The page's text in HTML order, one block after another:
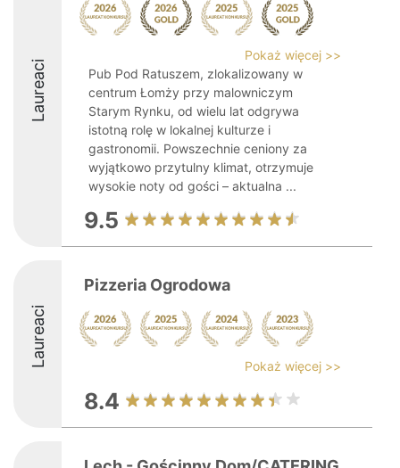
Laureaci
Pokaż więcej >>
Pub Pod Ratuszem, zlokalizowany w
centrum Łomży przy malowniczym
Starym Rynku, od wielu lat odgrywa
istotną rolę w lokalnej kulturze i
gastronomii. Powszechnie ceniony za
wyjątkowo przytulny klimat, otrzymuje
wysokie noty od gości – aktualna ...
9.5
Laureaci
Pizzeria Ogrodowa
Pokaż więcej >>
8.4